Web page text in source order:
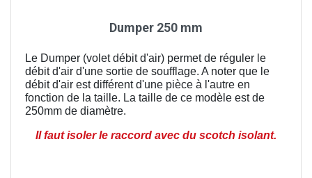
Dumper 250 mm
Le Dumper (volet débit d'air) permet de réguler le
débit d'air d'une sortie de soufflage. A noter que le
débit d'air est différent d'une pièce à l'autre en
fonction de la taille. La taille de ce modèle est de
250mm de diamètre.
Il faut isoler le raccord avec du scotch isolant.